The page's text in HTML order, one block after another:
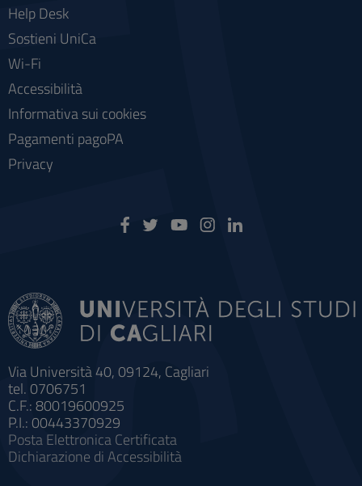
Via Università 40, 09124, Cagliari
tel. 0706751
C.F.: 80019600925
P.I.: 00443370929
Posta Elettronica Certificata
Dichiarazione di Accessibilità
Help Desk
Sostieni UniCa
Wi-Fi
Accessibilità
Informativa sui cookies
Pagamenti pagoPA
Privacy